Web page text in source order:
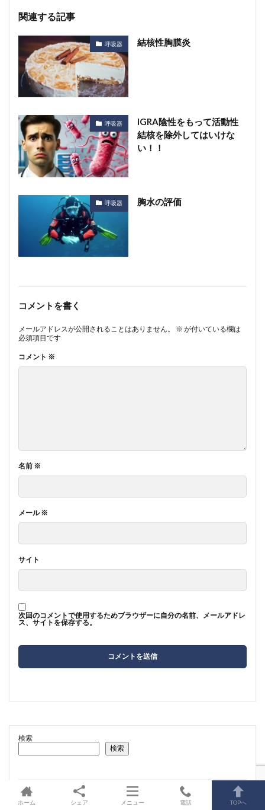
関連する記事
呼吸器 結核性胸膜炎
呼吸器
IGRA陰性をもって活動性
結核を除外してはいけな
い！！
呼吸器 胸水の評価
コメントを書く
メールアドレスが公開されることはありません。 ※ が付いている欄は
必須項目です
コメント ※
名前 ※
メール※
サイト
次回のコメントで使用するためブラウザーに自分の名前、メールアドレ
ス、サイトを保存する。
検索
検索
フィネレノン（ケレンディア®）
ホーム シェア メニュー 電話 TOPへ